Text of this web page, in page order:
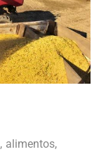
alimentos